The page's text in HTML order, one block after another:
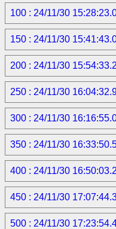
100 : 24/11/30
150 : 24/11/30
200 : 24/11/30
250 : 24/11/30
300 : 24/11/30
350 : 24/11/30
400 : 24/11/30
450 : 24/11/30
500 : 24/11/30